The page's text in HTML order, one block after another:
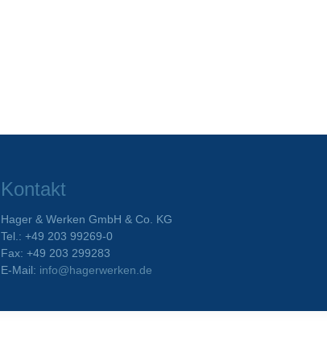
Kontakt
Hager & Werken GmbH & Co. KG
Tel.: +49 203 99269-0
Fax: +49 203 299283
E-Mail: info@hagerwerken.de